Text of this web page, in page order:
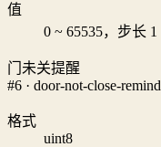
值
0 ~ 65535，步长 1
门未关提醒
#6 · door-not-close-remind
格式
uint8